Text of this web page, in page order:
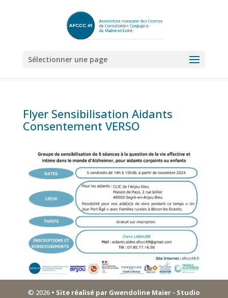
Sélectionner une page
Flyer Sensibilisation Aidants
Consentement VERSO
© 2026 • Site réalisé par Gwendoline Maier - Studio